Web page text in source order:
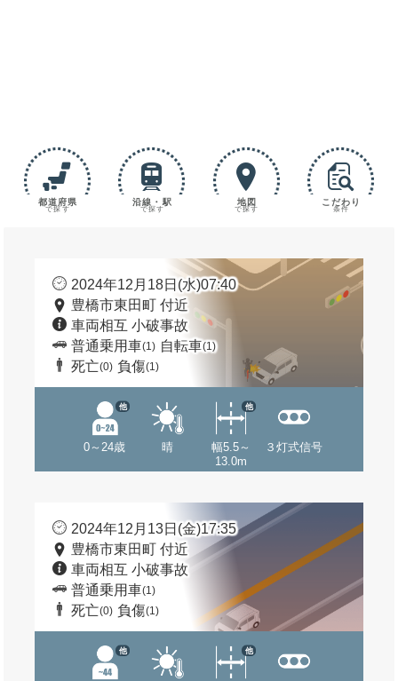
都道府県
で探す
沿線・駅
で探す
地図
で探す
こだわり
条件
2024年12月18日(水)07:40
豊橋市東田町 付近
車両相互 小破事故
普通乗用車(1) 自転車(1)
死亡(0) 負傷(1)
0～24歳
他
晴
幅5.5～
13.0m
他
３灯式信号
2024年12月13日(金)17:35
豊橋市東田町 付近
車両相互 小破事故
普通乗用車(1)
死亡(0) 負傷(1)
他 他